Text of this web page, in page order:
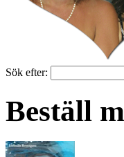
Sök efter:
Beställ